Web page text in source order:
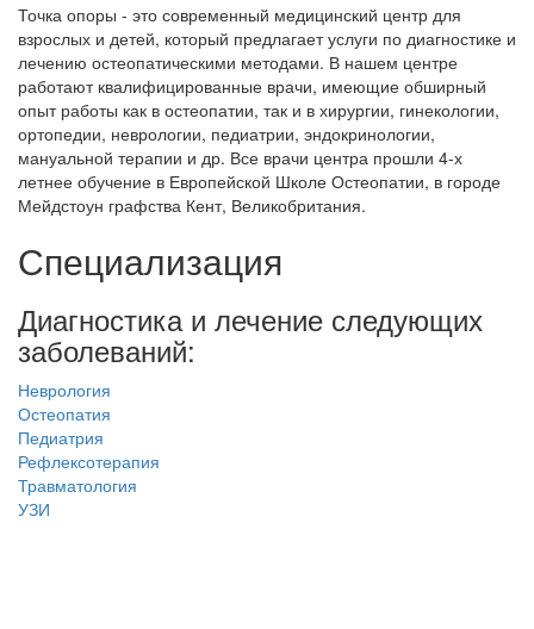
Точка опоры - это современный медицинский центр для
взрослых и детей, который предлагает услуги по диагностике и
лечению остеопатическими методами. В нашем центре
работают квалифицированные врачи, имеющие обширный
опыт работы как в остеопатии, так и в хирургии, гинекологии,
ортопедии, неврологии, педиатрии, эндокринологии,
мануальной терапии и др. Все врачи центра прошли 4-х
летнее обучение в Европейской Школе Остеопатии, в городе
Мейдстоун графства Кент, Великобритания.
Специализация
Диагностика и лечение следующих
заболеваний:
Неврология
Остеопатия
Педиатрия
Рефлексотерапия
Травматология
УЗИ